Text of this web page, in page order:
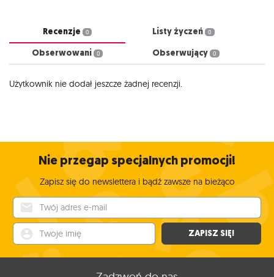
Recenzje 0 Listy życzeń 0
Obserwowani 0 Obserwujący 0
Użytkownik nie dodał jeszcze żadnej recenzji.
Nie przegap specjalnych promocji!
Zapisz się do newslettera i bądź zawsze na bieżąco
ZAPISZ SIĘ!